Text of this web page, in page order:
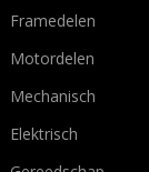
Framedelen
Motordelen
Mechanisch
Elektrisch